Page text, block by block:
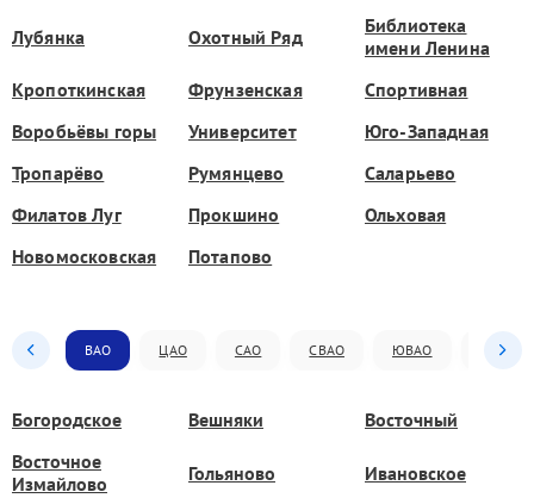
Лубянка Охотный Ряд
Библиотека
имени Ленина
Кропоткинская
Фрунзенская
Спортивная
Воробьёвы горы
Университет
Юго-Западная
Тропарёво
Румянцево
Саларьево
Филатов Луг
Прокшино
Ольховая
Новомосковская
Потапово
ВАО ЦАО САО СВАО ЮВАО ЮАО
Богородское Вешняки
Восточный
Восточное
Измайлово
Гольяново Ивановское